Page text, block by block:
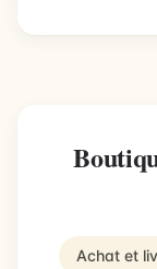
Achat et